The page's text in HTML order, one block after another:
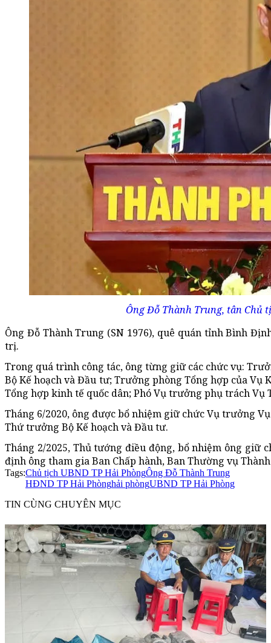
Ông Đỗ Thành Trung, tân Chủ
Ông Đỗ Thành Trung (SN 1976), quê quán tỉnh Bình
trị.
Trong quá trình công tác, ông từng giữ các chức vụ:
Bộ Kế hoạch và Đầu tư; Trưởng phòng Tổng hợp của
Tổng hợp kinh tế quốc dân; Phó Vụ trưởng phụ trách Vụ
Tháng 6/2020, ông được bổ nhiệm giữ chức Vụ trưởng
Thứ trưởng Bộ Kế hoạch và Đầu tư.
Tháng 2/2025, Thủ tướng điều động, bổ nhiệm ông giữ
định ông tham gia Ban Chấp hành, Ban Thường vụ
Tags:Chủ tịch UBND TP Hải PhòngÔng Đỗ Thành Trung
HĐND TP Hải Phònghải phòngUBND TP Hải Phòng
TIN CÙNG CHUYÊN MỤC